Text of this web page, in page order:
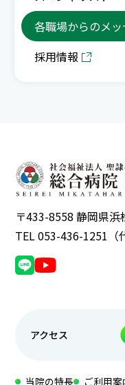
各職場からのメ
採用情報
〒433-8558 静岡県
TEL 053-436-1251（
アクセス
当院の特長 ご利用